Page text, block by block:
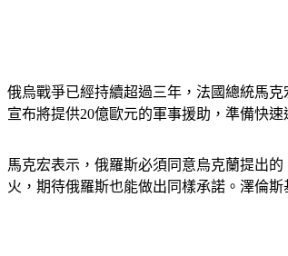
俄烏戰爭已經持續超過三年，法國總統馬
宣布將提供20億歐元的軍事援助，準備快速
馬克宏表示，俄羅斯必須同意烏克蘭提出
火，期待俄羅斯也能做出同樣承諾。澤倫